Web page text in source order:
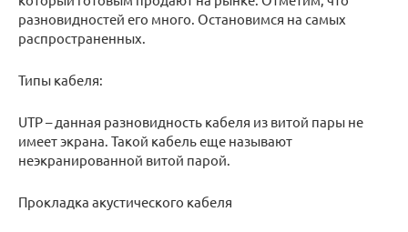
разновидностей его много. Остановимся на самых
распространенных.
Типы кабеля:
UTP – данная разновидность кабеля из витой пары не
имеет экрана. Такой кабель еще называют
неэкранированной витой парой.
Прокладка акустического кабеля